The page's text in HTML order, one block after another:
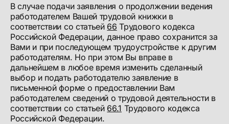
В случае подачи заявления о продолжении ведения
работодателем Вашей трудовой книжки в
соответствии со статьей 66 Трудового кодекса
Российской Федерации, данное право сохранится за
Вами и при последующем трудоустройстве к другим
работодателям. Но при этом Вы вправе в
дальнейшем в любое время изменить сделанный
выбор и подать работодателю заявление в
письменной форме о предоставлении Вам
работодателем сведений о трудовой деятельности в
соответствии со статьей 66.1 Трудового кодекса
Российской Федерации.